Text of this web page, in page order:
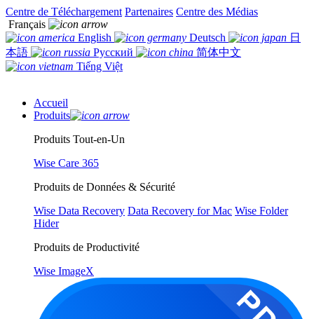
Centre de Téléchargement Partenaires Centre des Médias
Français
English
Deutsch
日
本語
Русский
简体中文
Tiếng Việt
Accueil
Produits
Produits Tout-en-Un
Wise Care 365
Produits de Données & Sécurité
Wise Data Recovery Data Recovery for Mac Wise Folder
Hider
Produits de Productivité
Wise ImageX